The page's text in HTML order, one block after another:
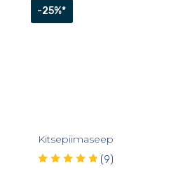
-25%*
Kitsepiimaseep
(9)